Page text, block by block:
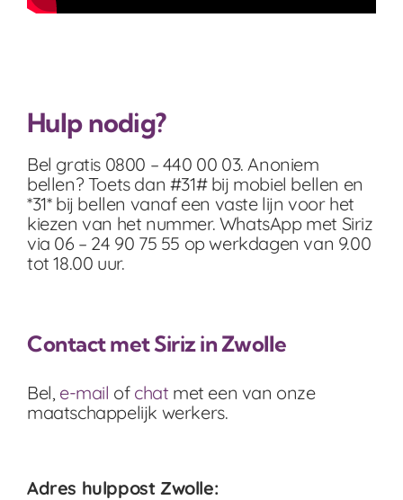
Hulp nodig?
Bel gratis 0800 – 440 00 03. Anoniem
bellen? Toets dan #31# bij mobiel bellen en
*31* bij bellen vanaf een vaste lijn voor het
kiezen van het nummer. WhatsApp met Siriz
via 06 – 24 90 75 55 op werkdagen van 9.00
tot 18.00 uur.
Contact met Siriz in Zwolle
Bel, e-mail of chat met een van onze
maatschappelijk werkers.
Adres hulppost Zwolle: